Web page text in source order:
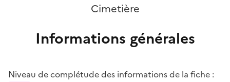
Cimetière
Informations générales
Niveau de complétude des informations de la fiche :